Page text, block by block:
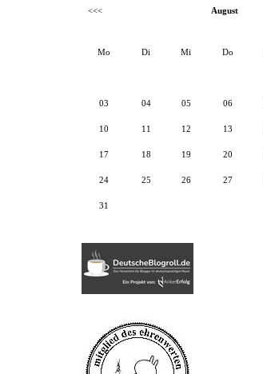
<<< August
Mo Di Mi Do
03 04 05 06
10 11 12 13
17 18 19 20
24 25 26 27
31